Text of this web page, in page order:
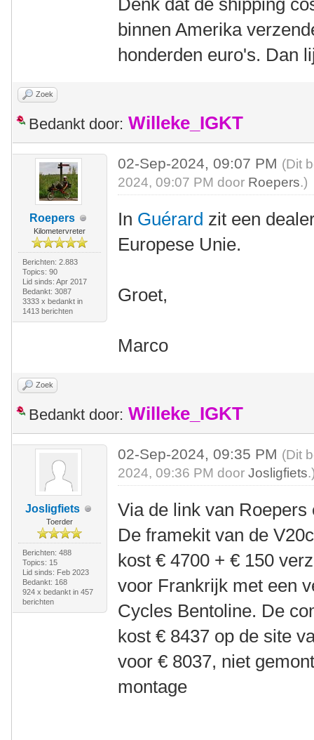
Denk dat de shipping
binnen Amerika
honderden euro's. Dan
Zoek
Bedankt door: Willeke_IGKT
Roepers
Kilometervreter
Berichten: 2.883
Topics: 90
Lid sinds: Apr 2017
Bedankt: 3087
3333 x bedankt in
1413 berichten
02-Sep-2024, 09:07 PM (Dit
2024, 09:07 PM door Roepers.)
In Guérard zit een
Europese Unie.
Groet,
Marco
Zoek
Bedankt door: Willeke_IGKT
Josligfiets
Toerder
Berichten: 488
Topics: 15
Lid sinds: Feb 2023
Bedankt: 168
924 x bedankt in 457
berichten
02-Sep-2024, 09:35 PM (Dit
2024, 09:36 PM doorJosligfiets
Via de link van
De framekit van de
kost € 4700 + € 150
voor Frankrijk met een
Cycles Bentoline. De
kost € 8437 op de site
voor € 8037, niet
montage